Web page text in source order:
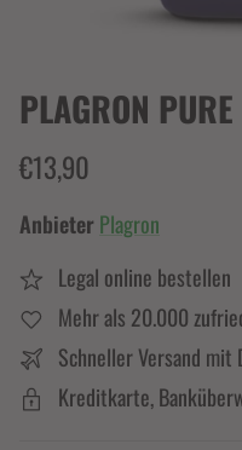
PLAGRON
€13,90
Anbieter Plagron
Legal online bestellen
Mehr als 20.000
Schneller Versand mit
Kreditkarte,